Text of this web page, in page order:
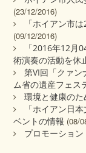
(23/12/2016)
「ホイアン市
(09/12/2016)
「2016年12月
術演奏の活動を休
第VI回「クァ
ム省の遺産フェス
環境と健康の
「ホイアン日
ベントの情報 (08/
プロモーション